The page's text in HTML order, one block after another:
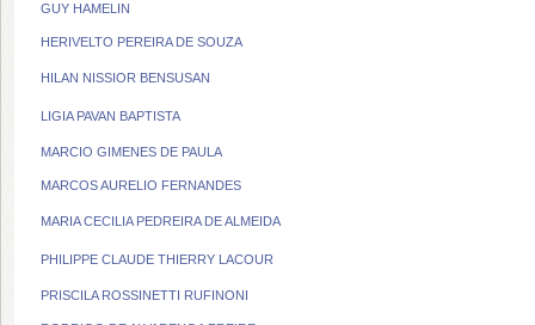
GUY HAMELIN
HERIVELTO PEREIRA DE SOUZA
HILAN NISSIOR BENSUSAN
LIGIA PAVAN BAPTISTA
MARCIO GIMENES DE PAULA
MARCOS AURELIO FERNANDES
MARIA CECILIA PEDREIRA DE ALMEIDA
PHILIPPE CLAUDE THIERRY LACOUR
PRISCILA ROSSINETTI RUFINONI